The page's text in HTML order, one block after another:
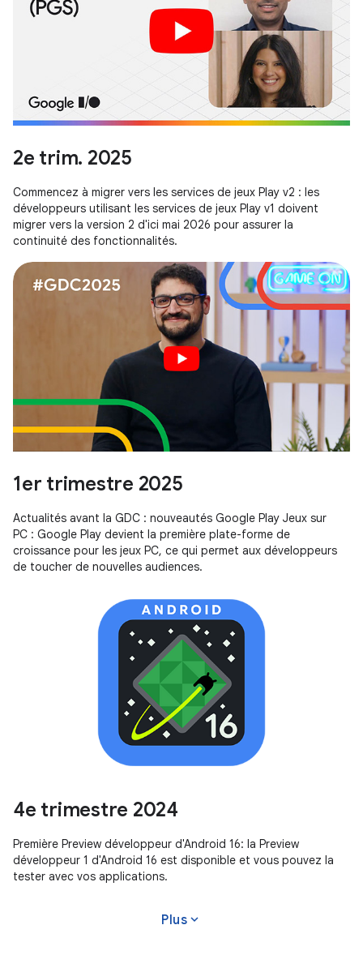
2e trim. 2025
Commencez à migrer vers les services de jeux Play v2 : les
développeurs utilisant les services de jeux Play v1 doivent
migrer vers la version 2 d'ici mai 2026 pour assurer la
continuité des fonctionnalités.
1er trimestre 2025
Actualités avant la GDC : nouveautés Google Play Jeux sur
PC : Google Play devient la première plate-forme de
croissance pour les jeux PC, ce qui permet aux développeurs
de toucher de nouvelles audiences.
4e trimestre 2024
Première Preview développeur d'Android 16: la Preview
développeur 1 d'Android 16 est disponible et vous pouvez la
tester avec vos applications.
Plus expand_more